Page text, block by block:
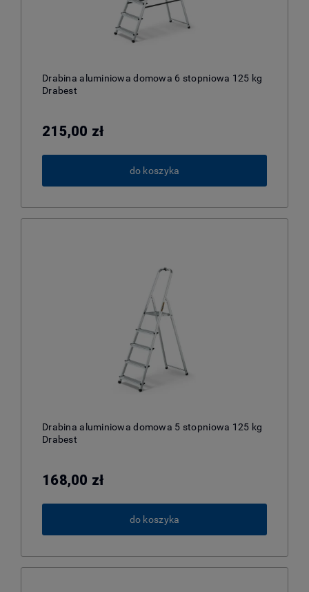
Drabina aluminiowa domowa 6 stopniowa 125 kg
Drabest
215,00 zł
do koszyka
Drabina aluminiowa domowa 5 stopniowa 125 kg
Drabest
168,00 zł
do koszyka